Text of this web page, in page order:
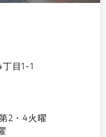
目1-1
2・4火曜